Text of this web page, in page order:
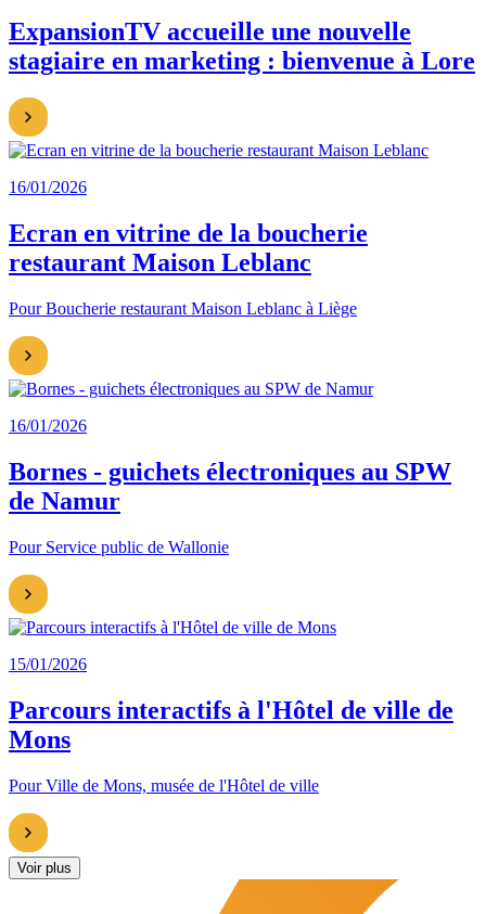
ExpansionTV accueille une nouvelle
stagiaire en marketing : bienvenue à Lore
16/01/2026
Ecran en vitrine de la boucherie
restaurant Maison Leblanc
Pour Boucherie restaurant Maison Leblanc à Liège
16/01/2026
Bornes - guichets électroniques au SPW
de Namur
Pour Service public de Wallonie
15/01/2026
Parcours interactifs à l'Hôtel de ville de
Mons
Pour Ville de Mons, musée de l'Hôtel de ville
Voir plus